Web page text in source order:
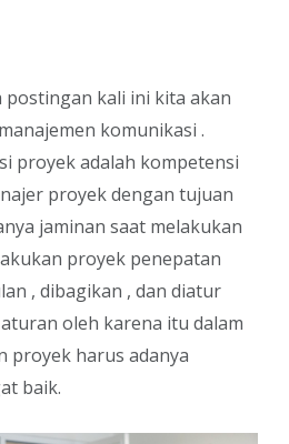
postingan kali ini kita akan
komunikasi .
proyek adalah kompetensi
proyek dengan tujuan
jaminan saat melakukan
proyek penepatan
, dibagikan , dan diatur
oleh karena itu dalam
proyek harus adanya
baik.